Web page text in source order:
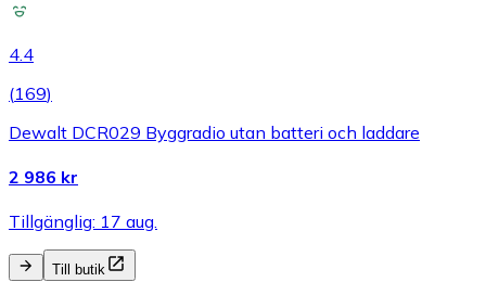
4.4
(169)
Dewalt DCR029 Byggradio utan batteri och laddare
2 986 kr
Tillgänglig: 17 aug.
Till butik